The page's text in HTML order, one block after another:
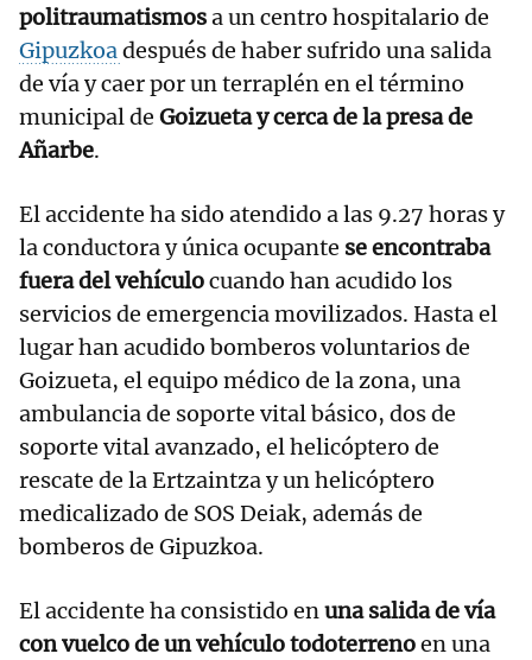
politraumatismosa un centro hospitalario de
Gipuzkoadespués de haber sufrido una salida
de vía y caer por un terraplén en el término
municipal de Goizueta y cerca de la presa de
Añarbe.
El accidente ha sido atendido a las 9.27 horas y
la conductora y única ocupante se encontraba
fuera del vehículocuando han acudido los
servicios de emergencia movilizados. Hasta el
lugar han acudido bomberos voluntarios de
Goizueta, el equipo médico de la zona, una
ambulancia de soporte vital básico, dos de
soporte vital avanzado, el helicóptero de
rescate de la Ertzaintza y un helicóptero
medicalizado de SOS Deiak, además de
bomberos de Gipuzkoa.
El accidente ha consistido enuna salida de vía
con vuelco de un vehículo todoterrenoen una